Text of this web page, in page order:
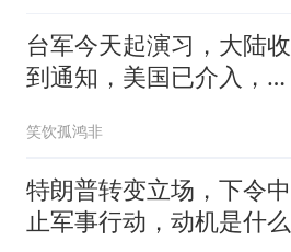
台军今天起演习，大陆收
到通知，美国已介入，日
笑饮孤鸿非
特朗普转变立场，下令中
止军事行动，动机是什么